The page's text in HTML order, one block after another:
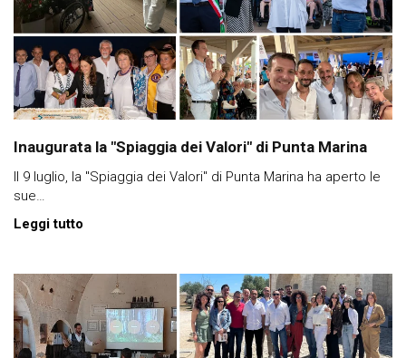
Inaugurata la "Spiaggia dei Valori" di Punta Marina
Il 9 luglio, la "Spiaggia dei Valori" di Punta Marina ha aperto le
sue…
Leggi tutto